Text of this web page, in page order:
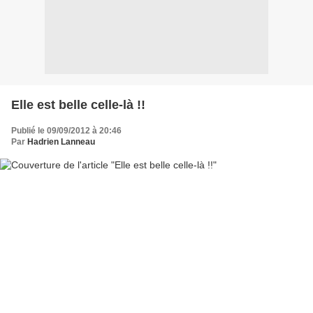
Elle est belle celle-là !!
Publié le 09/09/2012 à 20:46
Par Hadrien Lanneau